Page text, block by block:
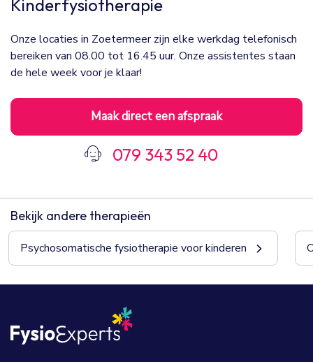
Kinderfysiotherapie
Onze locaties in Zoetermeer zijn elke werkdag telefonisch
bereiken van 08.00 tot 16.45 uur. Onze assistentes staan
de hele week voor je klaar!
Maak direct een afspraak
079 343 52 40
Bekijk andere therapieën
Psychosomatische fysiotherapie voor kinderen